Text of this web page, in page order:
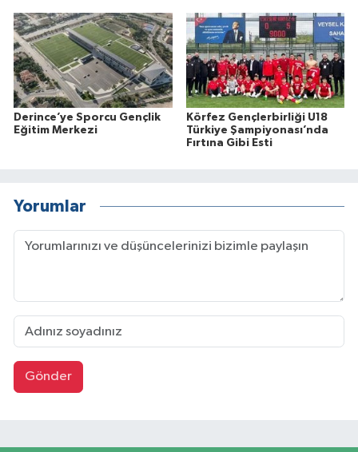
Derince’ye Sporcu Gençlik
Eğitim Merkezi
Körfez Gençlerbirliği U18
Türkiye Şampiyonası’nda
Fırtına Gibi Esti
Yorumlar
Gönder